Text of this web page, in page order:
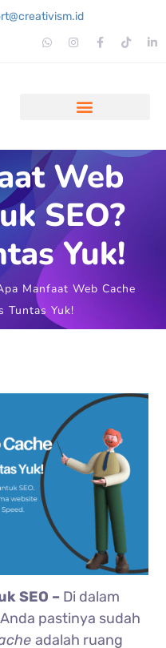
Web
SEO?
Yuk!
Manfaat Web Cache
Tuntas Yuk!
SEO – Di dalam
Anda pastinya sudah
adalah ruang